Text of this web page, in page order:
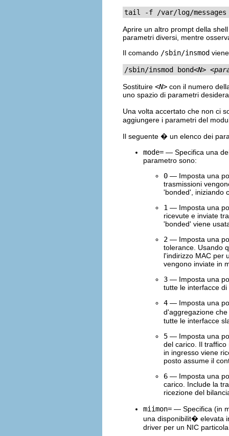
tail -f /var/log/messages
Aprire un altro prompt della
parametri diversi, mentre
Il comando /sbin/insmod
/sbin/insmod bond<N>
Sostituire <N> con il numero
uno spazio di parametri
Una volta accertato che non ci
aggiungere i parametri del
Il seguente � un elenco dei
mode= — Specifica una
parametro sono:
0 — Imposta una
trasmissioni
'bonded', iniziando
1 — Imposta una
ricevute e inviate
'bonded' viene
2 — Imposta una
tolerance. Usando
l'indirizzo MAC per
vengono inviate in
3 — Imposta una
tutte le interfacce di
4 — Imposta una
d'aggregazione
tutte le interfacce
5 — Imposta una
del carico. Il
in ingresso viene
posto assume il
6 — Imposta una
carico. Include la
ricezione del
miimon= — Specifica (in
una disponibilit� elevata
driver per un NIC